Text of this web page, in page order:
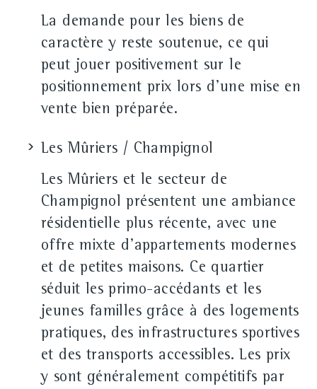
La demande pour les biens de
caractère y reste soutenue, ce qui
peut jouer positivement sur le
positionnement prix lors d'une mise en
vente bien préparée.
Les Mûriers / Champignol
Les Mûriers et le secteur de
Champignol présentent une ambiance
résidentielle plus récente, avec une
offre mixte d'appartements modernes
et de petites maisons. Ce quartier
séduit les primo-accédants et les
jeunes familles grâce à des logements
pratiques, des infrastructures sportives
et des transports accessibles. Les prix
y sont généralement compétitifs par